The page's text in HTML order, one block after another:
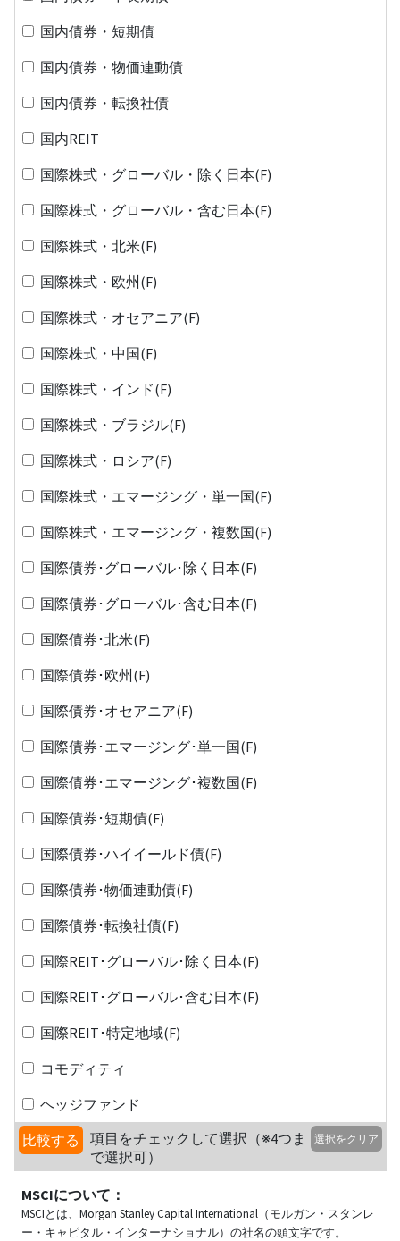
国内債券・短期債
国内債券・物価連動債
国内債券・転換社債
国内REIT
国際株式・グローバル・除く日本(F)
国際株式・グローバル・含む日本(F)
国際株式・北米(F)
国際株式・欧州(F)
国際株式・オセアニア(F)
国際株式・中国(F)
国際株式・インド(F)
国際株式・ブラジル(F)
国際株式・ロシア(F)
国際株式・エマージング・単一国(F)
国際株式・エマージング・複数国(F)
国際債券･グローバル･除く日本(F)
国際債券･グローバル･含む日本(F)
国際債券･北米(F)
国際債券･欧州(F)
国際債券･オセアニア(F)
国際債券･エマージング･単一国(F)
国際債券･エマージング･複数国(F)
国際債券･短期債(F)
国際債券･ハイイールド債(F)
国際債券･物価連動債(F)
国際債券･転換社債(F)
国際REIT･グローバル･除く日本(F)
国際REIT･グローバル･含む日本(F)
国際REIT･特定地域(F)
コモディティ
ヘッジファンド
比較する
項目をチェックして選択（※4つま
で選択可）
選択をクリア
MSCIについて：
MSCIとは、Morgan Stanley Capital International（モルガン・スタンレ
ー・キャピタル・インターナショナル）の社名の頭文字です。